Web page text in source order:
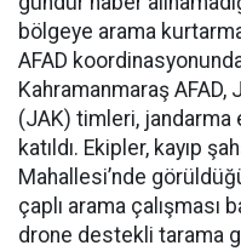
bölgeye arama
AFAD
Kahramanmaraş
(JAK) timleri, jandarma
katıldı. Ekipler, kayıp
Mahallesi’nde
çaplı arama çalışması
drone destekli tarama